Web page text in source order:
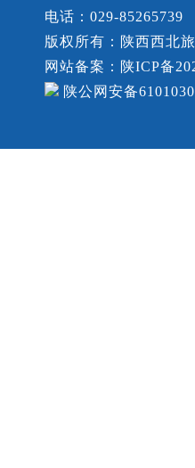
电话：029-85265739
版权所有：陕西西北
网站备案：陕ICP备
陕公网安备